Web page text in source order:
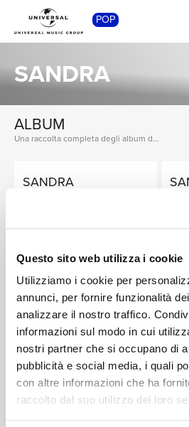
Questo sito web utilizza i cookie
Utilizziamo i cookie per
annunci, per fornire funzionalità
analizzare il nostro traffico.
informazioni sul modo in cui
nostri partner che si occupano di
pubblicità e social media, i quali
con altre informazioni che ha
raccolto dal suo utilizzo dei loro
POP
SANDRA
ALBUM
Una raccolta completa degli album di Sandra, dalle prime produzioni ai successi più recenti.
SANDRA
SET
SINGOLI
I singoli più rappresentativi di Sandra, tra successi storici e nuove uscite.
SANDRA, MICCAP,
YUNGBOY
Sou Fonazo
Digitale
TOUR
CHI